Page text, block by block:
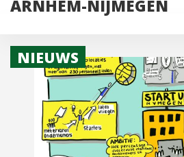
ARNHEM-NIJMEGEN
NIEUWS